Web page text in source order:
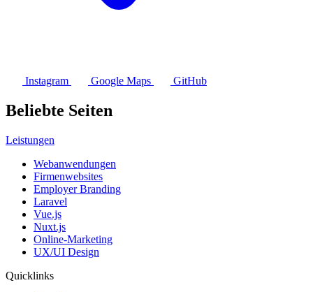
Instagram Google Maps GitHub
Beliebte Seiten
Leistungen
Webanwendungen
Firmenwebsites
Employer Branding
Laravel
Vue.js
Nuxt.js
Online-Marketing
UX/UI Design
Quicklinks